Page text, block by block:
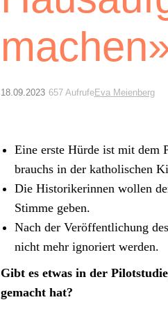
18.09.2023 657 AufrufeEva Meienberg
Eine erste Hürde ist mit dem
brauchs in der katholis­chen
Die His­torik­erin­nen wollen
Stimme geben.
Nach der Veröf­fentlichung
nicht mehr ignori­ert wer­den.
Gibt es etwas in der
gemacht hat?